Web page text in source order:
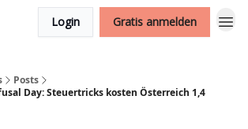
Login Gratis anmelden
Posts
Day: Steuertricks kosten Österreich 1,4